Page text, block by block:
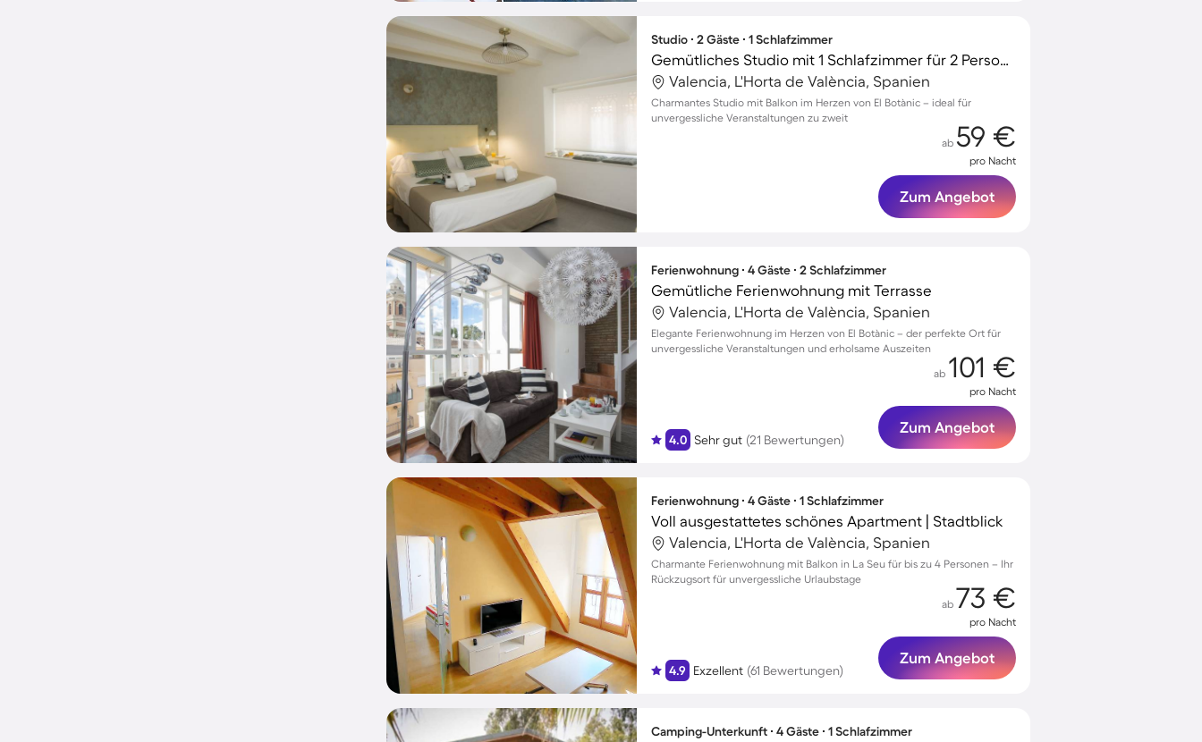
Studio ∙ 2 Gäste ∙ 1 Schlafzimmer
Gemütliches Studio mit 1 Schlafzimmer für 2 Personen
Valencia, L'Horta de València, Spanien
Charmantes Studio mit Balkon im Herzen von El Botànic – ideal für
unvergessliche Veranstaltungen zu zweit
ab 59 €
pro Nacht
Zum Angebot
Ferienwohnung ∙ 4 Gäste ∙ 2 Schlafzimmer
Gemütliche Ferienwohnung mit Terrasse
Valencia, L'Horta de València, Spanien
Elegante Ferienwohnung im Herzen von El Botànic – der perfekte Ort für
unvergessliche Veranstaltungen und erholsame Auszeiten
4.0 Sehr gut (21 Bewertungen)
ab 101 €
pro Nacht
Zum Angebot
Ferienwohnung ∙ 4 Gäste ∙ 1 Schlafzimmer
Voll ausgestattetes schönes Apartment | Stadtblick
Valencia, L'Horta de València, Spanien
Charmante Ferienwohnung mit Balkon in La Seu für bis zu 4 Personen – Ihr
Rückzugsort für unvergessliche Urlaubstage
4.9 Exzellent (61 Bewertungen)
ab 73 €
pro Nacht
Zum Angebot
Camping-Unterkunft ∙ 4 Gäste ∙ 1 Schlafzimmer